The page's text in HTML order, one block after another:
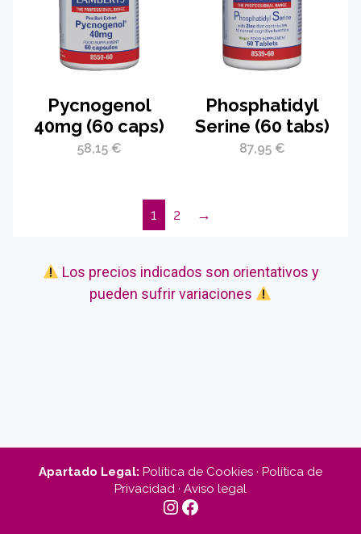
Pycnogenol
40mg (60 caps)
58,15 €
Phosphatidyl
Serine (60 tabs)
87,95 €
1 2 →
Los precios indicados son orientativos y
pueden sufrir variaciones
Apartado Legal: Política de Cookies · Política de
Privacidad · Aviso legal